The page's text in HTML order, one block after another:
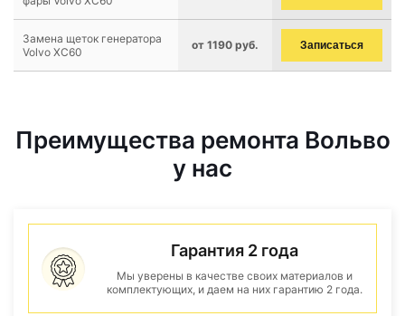
Замена щеток генератора
Volvo XC60
от 1190 руб. Записаться
Преимущества ремонта Вольво
у нас
Гарантия 2 года
Мы уверены в качестве своих материалов и
комплектующих, и даем на них гарантию 2 года.